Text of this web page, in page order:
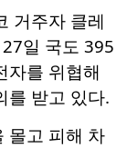
거주자 클레
일 국도 395
자를 위협해
를 받고 있다.
몰고 피해 차